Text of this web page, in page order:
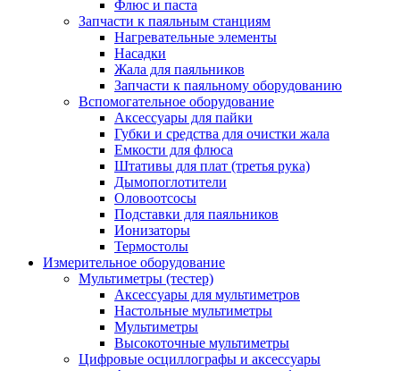
Флюс и паста
Запчасти к паяльным станциям
Нагревательные элементы
Насадки
Жала для паяльников
Запчасти к паяльному оборудованию
Вспомогательное оборудование
Аксессуары для пайки
Губки и средства для очистки жала
Емкости для флюса
Штативы для плат (третья рука)
Дымопоглотители
Оловоотсосы
Подставки для паяльников
Ионизаторы
Термостолы
Измерительное оборудование
Мультиметры (тестер)
Аксессуары для мультиметров
Настольные мультиметры
Мультиметры
Высокоточные мультиметры
Цифровые осциллографы и аксессуары